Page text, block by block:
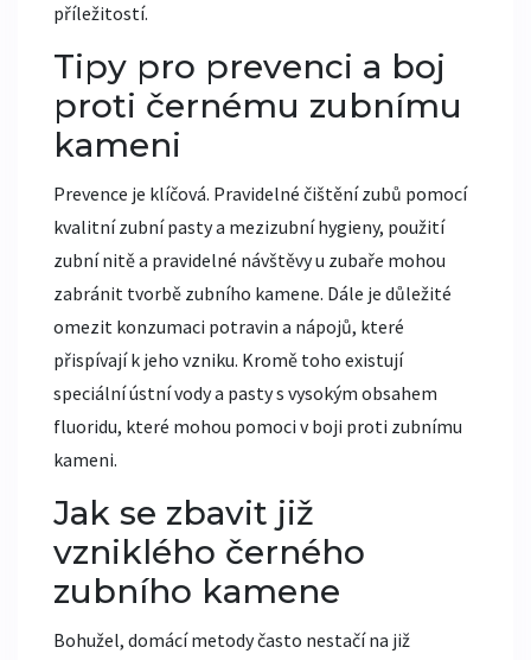
příležitostí.
Tipy pro prevenci a boj
proti černému zubnímu
kameni
Prevence je klíčová. Pravidelné čištění zubů pomocí
kvalitní zubní pasty a mezizubní hygieny, použití
zubní nitě a pravidelné návštěvy u zubaře mohou
zabránit tvorbě zubního kamene. Dále je důležité
omezit konzumaci potravin a nápojů, které
přispívají k jeho vzniku. Kromě toho existují
speciální ústní vody a pasty s vysokým obsahem
fluoridu, které mohou pomoci v boji proti zubnímu
kameni.
Jak se zbavit již
vzniklého černého
zubního kamene
Bohužel, domácí metody často nestačí na již